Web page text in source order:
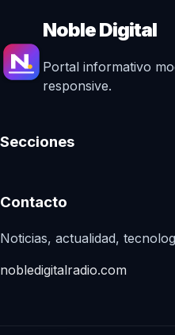
Noble Digital
Portal informativo
responsive.
Secciones
Contacto
Noticias, actualidad,
nobledigitalradio.com